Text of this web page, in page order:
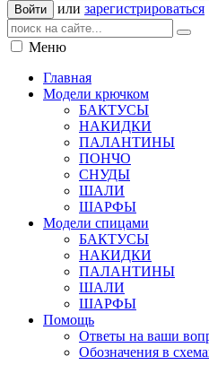
Войти или зарегистрироваться
Меню
Главная
Модели крючком
БАКТУСЫ
НАКИДКИ
ПАЛАНТИНЫ
ПОНЧО
СНУДЫ
ШАЛИ
ШАРФЫ
Модели спицами
БАКТУСЫ
НАКИДКИ
ПАЛАНТИНЫ
ШАЛИ
ШАРФЫ
Помощь
Ответы на ваши
Обозначения в